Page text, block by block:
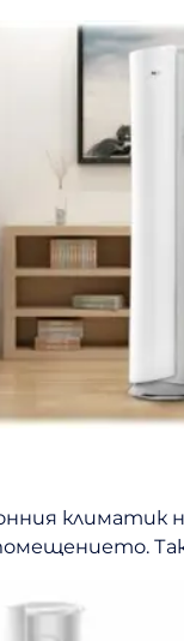
климатик